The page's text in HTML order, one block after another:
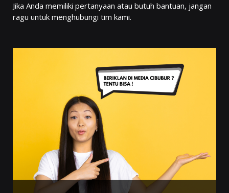
Jika Anda memiliki pertanyaan atau butuh bantuan, jangan
ragu untuk menghubungi tim kami.